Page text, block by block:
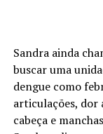
Sandra ainda
buscar uma
dengue como
articulações, dor
cabeça e